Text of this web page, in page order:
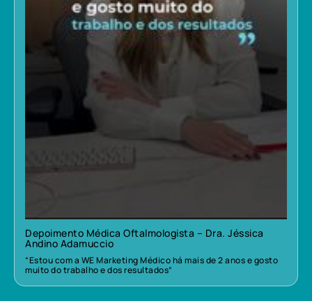
Depoimento Médica Oftalmologista – Dra. Jéssica
Andino Adamuccio
“Estou com a WE Marketing Médico há mais de 2 anos e gosto
muito do trabalho e dos resultados”